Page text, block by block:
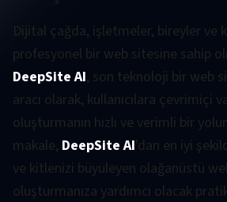
Dijital çağda, işletmeler, bireyler ve
profesyonel bir web sitesine sahip
DeepSite AI, son teknoloji bir web
aracı olarak, kullanıcılara çevrimiçi
oluşturmanın hızlı ve verimli bir
makale, DeepSite AI'dan en iyi
ve kitlenizi büyüleyen olağanüstü
oluşturmanıza yardımcı olacak